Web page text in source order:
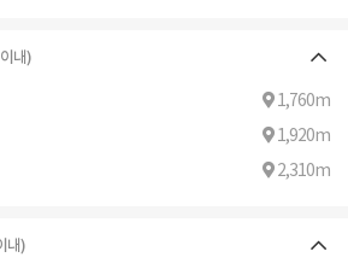
내)
1,760m
1,920m
2,310m
내)